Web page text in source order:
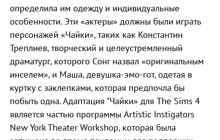
определила им одежду и индивидуальные
особенности. Эти «актеры» должны были играть
персонажей «Чайки», таких как Константин
Треплиев, творческий и целеустремленный
драматург, которого Сонг назвал «оригинальным
инселем», и Маша, девушка-эмо-гот, одетая в
куртку с заклепками, которая предпочла бы
побыть одна. Адаптация "Чайки» для The Sims 4
является частью программы Artistic Instigators
New York Theater Workshop, которая была